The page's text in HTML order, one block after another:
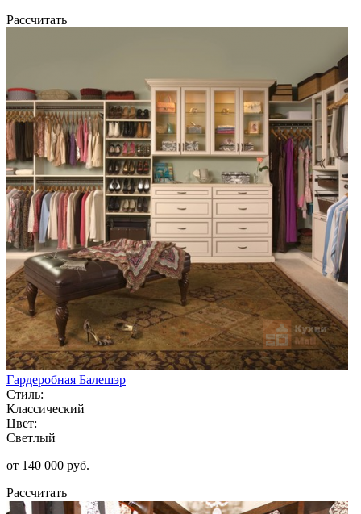
Рассчитать
Гардеробная Балешэр
Стиль:
Классический
Цвет:
Светлый
от 140 000 руб.
Рассчитать